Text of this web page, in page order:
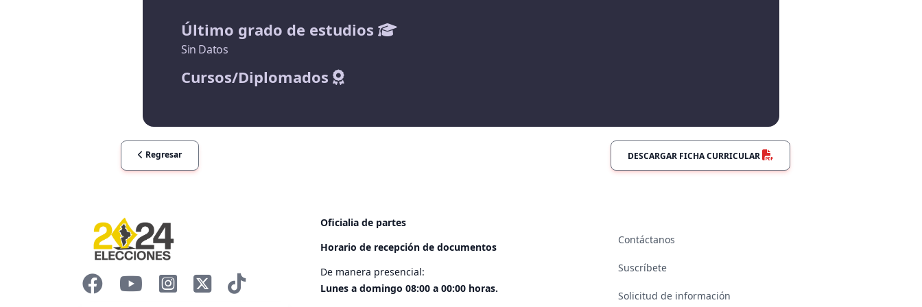
Último grado de estudios
Sin Datos
Cursos/Diplomados
Regresar DESCARGAR FICHA CURRICULAR
Oficialia de partes
Horario de recepción de documentos
De manera presencial:
Lunes a domingo 08:00 a 00:00 horas.
Contáctanos
Suscríbete
Solicitud de información